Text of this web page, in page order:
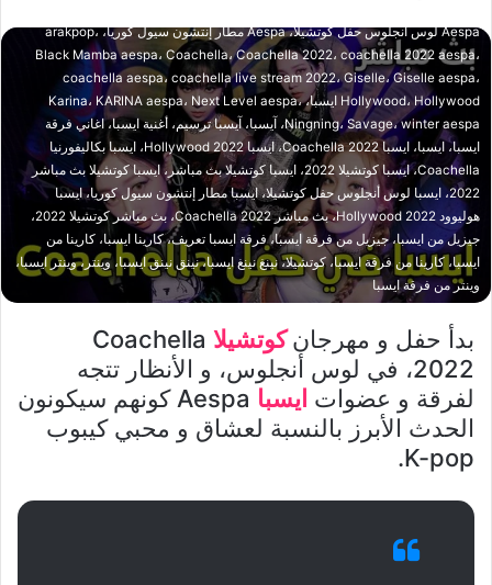
Aespa لوس أنجلوس حفل كوتشيلا، Aespa مطار إنتشون سيول كوريا، arakpop،
Black Mamba aespa، Coachella، Coachella 2022، coachella 2022 aespa،
coachella aespa، coachella live stream 2022، Giselle، Giselle aespa،
Hollywood، Hollywood ايسبا، Karina، KARINA aespa، Next Level aespa،
Ningning، Savage، winter aespa، آيسبا، آيسبا ترسيم، أغنية ايسبا، اغاني فرقة
ايسبا، ايسبا، ايسبا Coachella 2022، ايسبا Hollywood 2022، ايسبا بكاليفورنيا
Coachella، ايسبا كوتشيلا 2022، ايسبا كوتشيلا بث مباشر، ايسبا كوتشيلا بث مباشر
2022، ايسبا لوس أنجلوس حفل كوتشيلا، ايسبا مطار إنتشون سيول كوريا، ايسبا
هوليوود Hollywood 2022، بث مباشر Coachella 2022، بث مباشر كوتشيلا 2022،
جيزيل من ايسبا، جيزيل من فرقة ايسبا، فرقة ايسبا تعريف، كارينا ايسبا، كارينا من
ايسبا، كارينا من فرقة ايسبا، كوتشيلا، نينغ نينغ ايسبا، نينق نينق ايسبا، وينتر، وينتر ايسبا،
وينتر من فرقة ايسبا
بدأ حفل و مهرجانكوتشيلا Coachella
2022، في لوس أنجلوس، و الأنظار تتجه
لفرقة و عضوات ايسبا
Aespa كونهم سيكونون
الحدث الأبرز بالنسبة لعشاق و محبي كيبوب
K-pop.